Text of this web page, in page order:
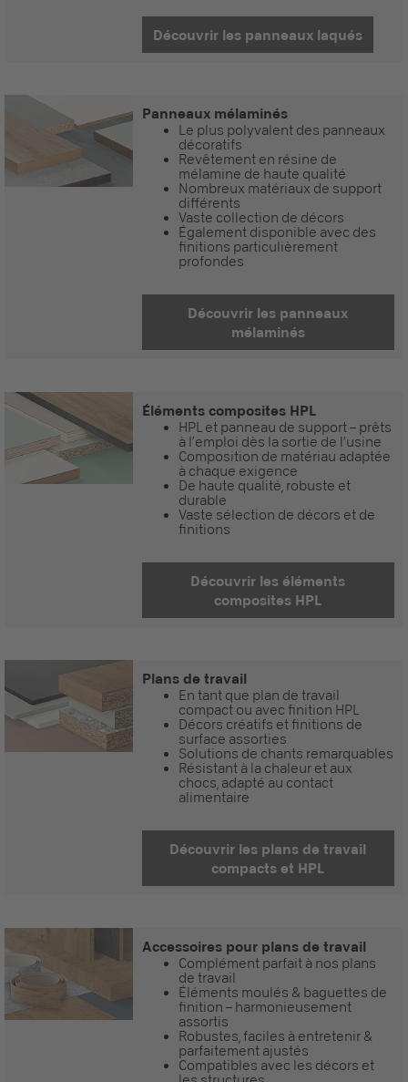
Découvrir les panneaux laqués
Panneaux mélaminés
Le plus polyvalent des panneaux
décoratifs
Revêtement en résine de
mélamine de haute qualité
Nombreux matériaux de support
différents
Vaste collection de décors
Également disponible avec des
finitions particulièrement
profondes
Découvrir les panneaux
mélaminés
Éléments composites HPL
HPL et panneau de support – prêts
à l’emploi dès la sortie de l’usine
Composition de matériau adaptée
à chaque exigence
De haute qualité, robuste et
durable
Vaste sélection de décors et de
finitions
Découvrir les éléments
composites HPL
Plans de travail
En tant que plan de travail
compact ou avec finition HPL
Décors créatifs et finitions de
surface assorties
Solutions de chants remarquables
Résistant à la chaleur et aux
chocs, adapté au contact
alimentaire
Découvrir les plans de travail
compacts et HPL
Accessoires pour plans de travail
Complément parfait à nos plans
de travail
Éléments moulés & baguettes de
finition – harmonieusement
assortis
Robustes, faciles à entretenir &
parfaitement ajustés
Compatibles avec les décors et